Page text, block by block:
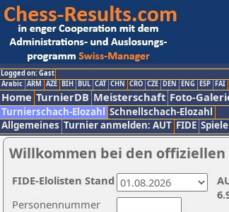
Logged on: Gast
Arabic ARM AZE BIH BUL CAT CHN CRO CZE DEN ENG ESP FAI
Home TurnierDB Meisterschaft Foto-
Turnierschach-Elozahl Schnellschach-Elozahl
Allgemeines Turnier anmelden: AUT FIDE
Willkommen bei den offiziellen
Personennummer
FIDE-Elolisten Stand